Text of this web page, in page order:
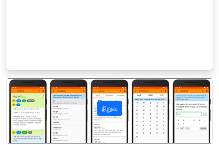
நிறுவு
पिछला अगला